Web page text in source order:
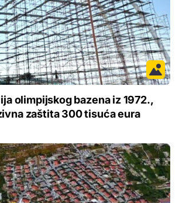
olimpijskog bazena iz 1972.,
zaštita 300 tisuća eura